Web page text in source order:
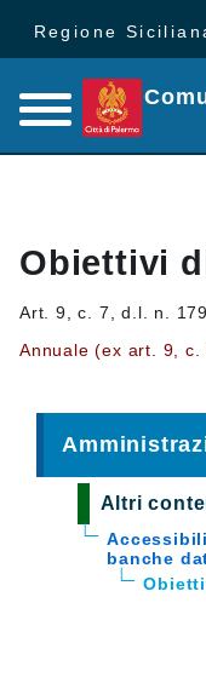
Regione
Obiettivi
Art. 9, c. 7, d.l. n.
Annuale (ex art. 9,
Altri
banche